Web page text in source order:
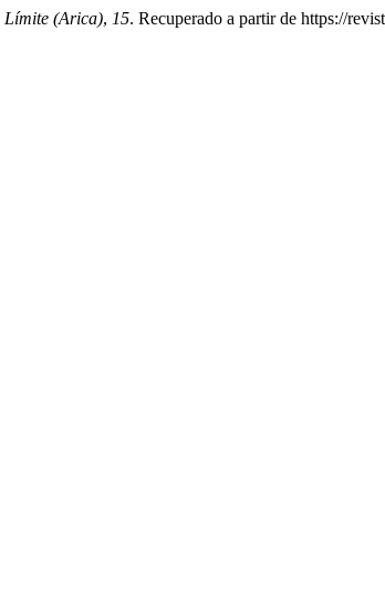
Límite (Arica), 15. Recuperado a partir de https://